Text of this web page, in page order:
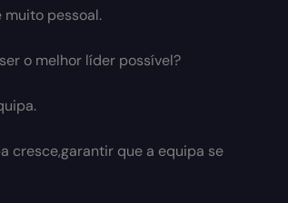
muito pessoal.
o melhor líder possível?
cresce,garantir que a equipa se